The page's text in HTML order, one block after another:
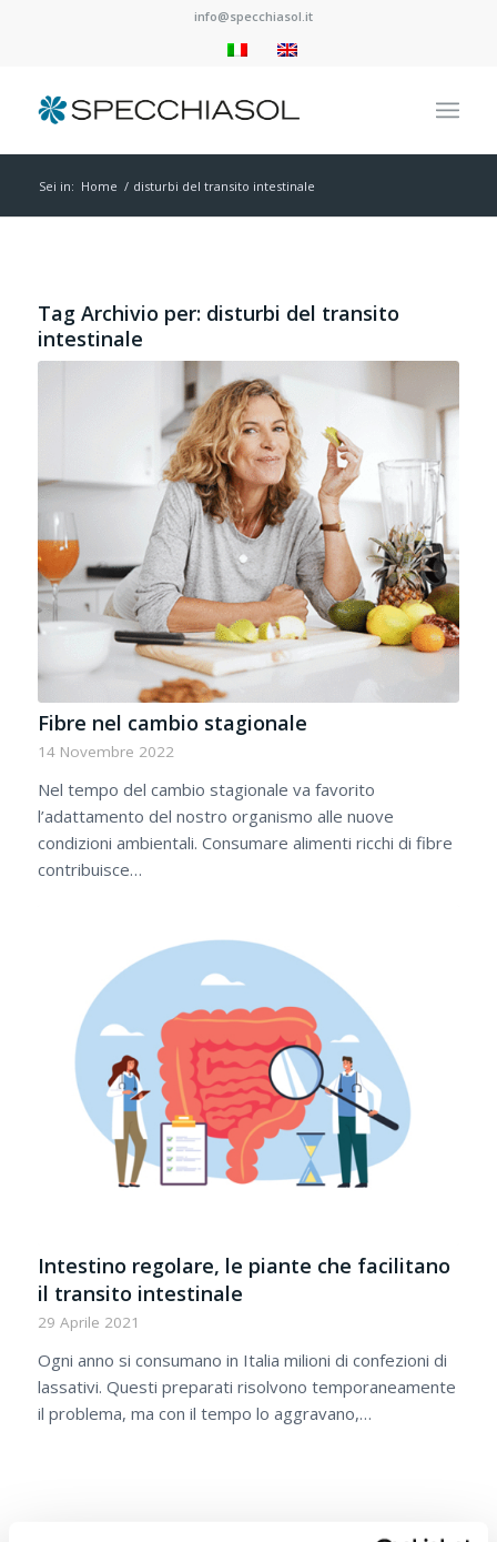
info@specchiasol.it
Sei in: Home / disturbi del transito intestinale
Tag Archivio per: disturbi del transito
intestinale
Fibre nel cambio stagionale
14 Novembre 2022
Nel tempo del cambio stagionale va favorito
l’adattamento del nostro organismo alle nuove
condizioni ambientali. Consumare alimenti ricchi di fibre
contribuisce…
Intestino regolare, le piante che facilitano
il transito intestinale
29 Aprile 2021
Ogni anno si consumano in Italia milioni di confezioni di
lassativi. Questi preparati risolvono temporaneamente
il problema, ma con il tempo lo aggravano,…